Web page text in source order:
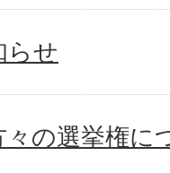
らせ
々の選挙権に